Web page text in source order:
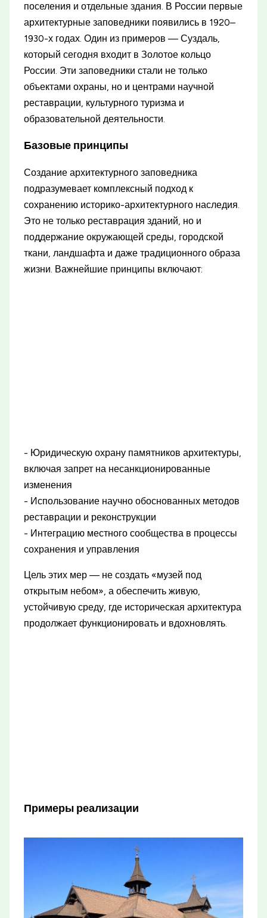
поселения и отдельные здания. В России первые
архитектурные заповедники появились в 1920–
1930-х годах. Один из примеров — Суздаль,
который сегодня входит в Золотое кольцо
России. Эти заповедники стали не только
объектами охраны, но и центрами научной
реставрации, культурного туризма и
образовательной деятельности.
Базовые принципы
Создание архитектурного заповедника
подразумевает комплексный подход к
сохранению историко-архитектурного наследия.
Это не только реставрация зданий, но и
поддержание окружающей среды, городской
ткани, ландшафта и даже традиционного образа
жизни. Важнейшие принципы включают:
- Юридическую охрану памятников архитектуры,
включая запрет на несанкционированные
изменения
- Использование научно обоснованных методов
реставрации и реконструкции
- Интеграцию местного сообщества в процессы
сохранения и управления
Цель этих мер — не создать «музей под
открытым небом», а обеспечить живую,
устойчивую среду, где историческая архитектура
продолжает функционировать и вдохновлять.
Примеры реализации